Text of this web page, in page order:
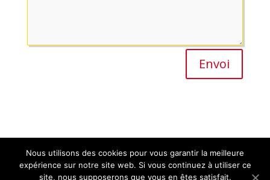
Envoi
Nous utilisons des cookies pour vous garantir la meilleure
expérience sur notre site web. Si vous continuez à utiliser ce
site, nous supposerons que vous en êtes satisfait.